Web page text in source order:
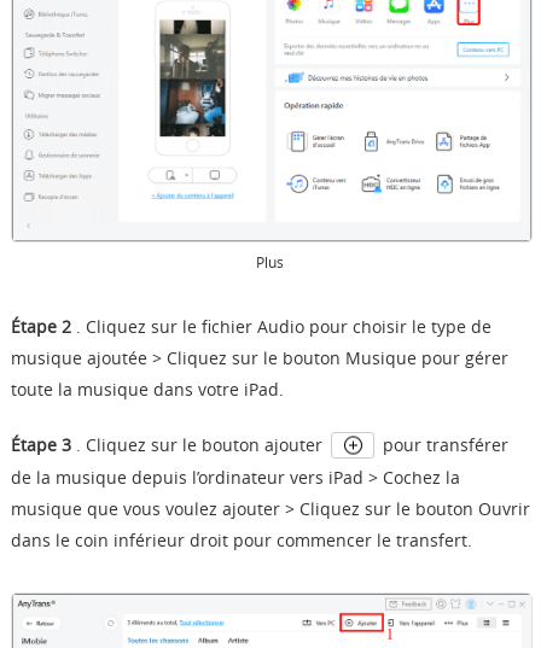
Plus
Étape 2. Cliquez sur le fichier Audio pour choisir le type de
musique ajoutée > Cliquez sur le bouton Musique pour gérer
toute la musique dans votre iPad.
Étape 3. Cliquez sur le bouton ajouter
pour transférer
de la musique depuis l’ordinateur vers iPad > Cochez la
musique que vous voulez ajouter > Cliquez sur le bouton Ouvrir
dans le coin inférieur droit pour commencer le transfert.